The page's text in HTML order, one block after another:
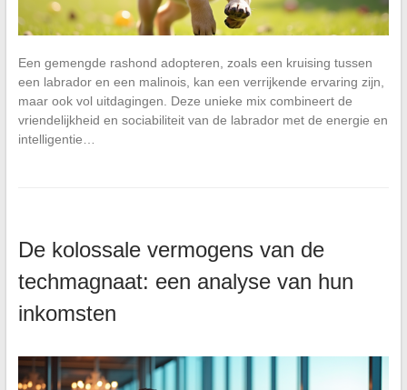
Een gemengde rashond adopteren, zoals een kruising tussen
een labrador en een malinois, kan een verrijkende ervaring zijn,
maar ook vol uitdagingen. Deze unieke mix combineert de
vriendelijkheid en sociabiliteit van de labrador met de energie en
intelligentie…
De kolossale vermogens van de
techmagnaat: een analyse van hun
inkomsten